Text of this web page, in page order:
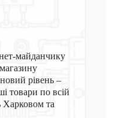
майданчику
рівень –
товари по всій
Харковом та